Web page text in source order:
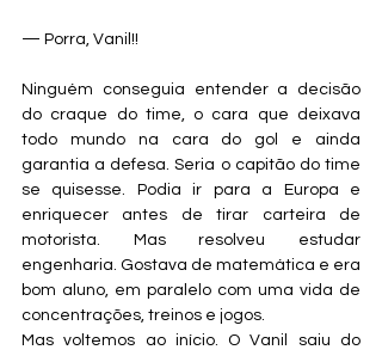
— Porra, Vanil!!
Ninguém conseguia entender a decisão
do craque do time, o cara que deixava
todo mundo na cara do gol e ainda
garantia a defesa. Seria o capitão do time
se quisesse. Podia ir para a Europa e
enriquecer antes de tirar carteira de
motorista. Mas resolveu estudar
engenharia. Gostava de matemática e era
bom aluno, em paralelo com uma vida de
concentrações, treinos e jogos.
Mas voltemos ao início. O Vanil saiu do